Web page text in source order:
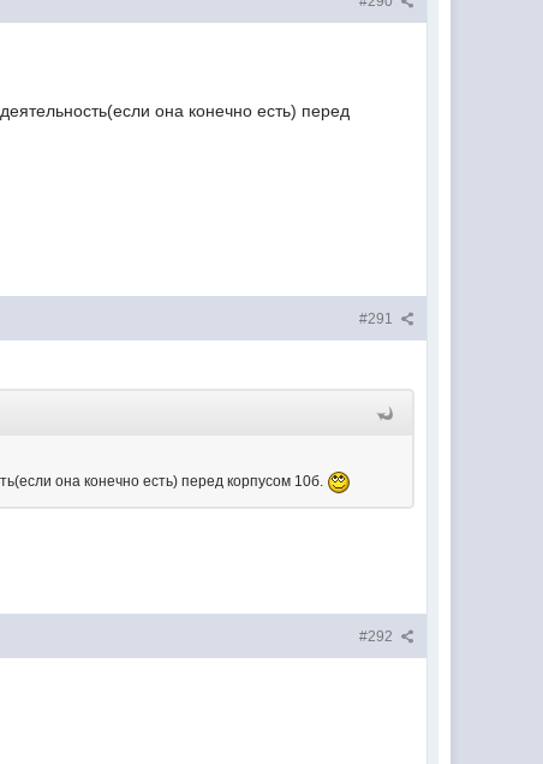
она конечно есть) перед
#291
она конечно есть) перед корпусом 10б.
#292